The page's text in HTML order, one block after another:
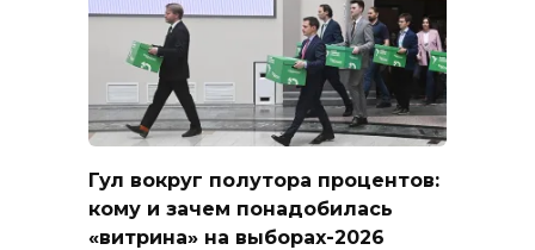
Гул вокруг полутора процентов:
кому и зачем понадобилась
«витрина» на выборах-2026